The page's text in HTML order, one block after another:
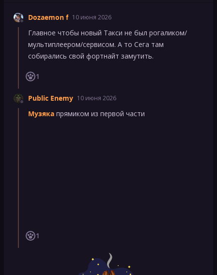
Dozaemon f 10 июня 2026
Главное чтобы новый Такси не был рогаликом/
мультиплеером/сервисом. А то Сега там
собирались свой фортнайт замутить.
1
Public Enemy 10 июня 2026
Музяка прямиком из первой части
1